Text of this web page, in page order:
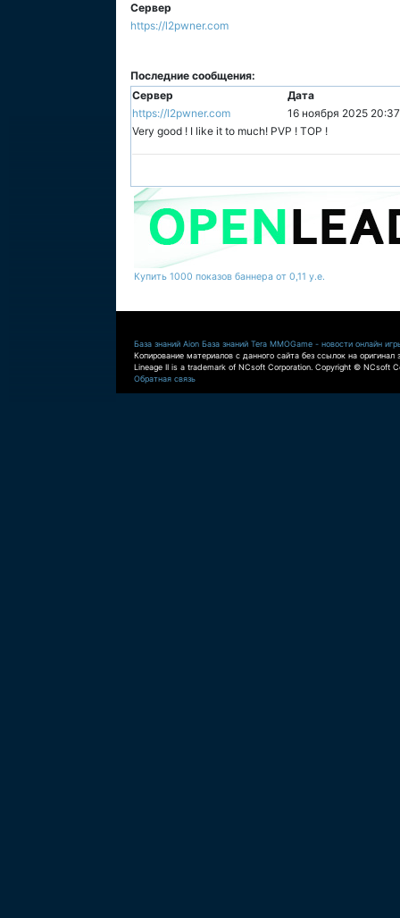
Сервер
https://l2pwner.com
Последние сообщения:
Сервер
Дата
https://l2pwner.com
16 ноября 2025 20:37
Very good ! I like it to much! PVP ! TOP !
Купить 1000 показов баннера от 0,11 у.е.
База знаний Aion База знаний Tera MMOGame - новости онлайн
Копирование материалов с данного сайта без ссылок на оригинал
Lineage II is a trademark of NCsoft Corporation. Copyright © NCsoft
Обратная связь